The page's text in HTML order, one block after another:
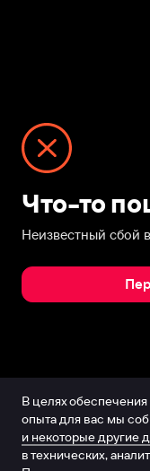
Что-то
Неизвестный сбой
В целях
опыта для вас мы
и некоторые другие
в технических,